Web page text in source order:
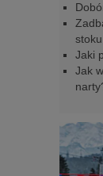
Jaki
Jak